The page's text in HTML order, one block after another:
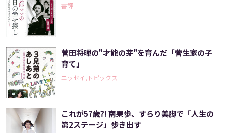
書評
菅田将暉の"才能の芽"を育んだ「菅生家の子
育て」
エッセイ,トピックス
これが57歳?! 南果歩、すらり美脚で「人生の
第2ステージ」歩き出す